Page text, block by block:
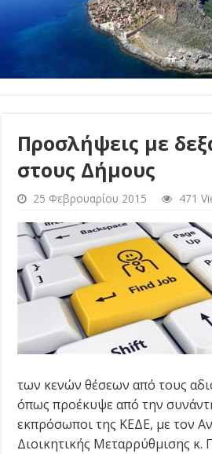
Προσλήψεις με
στους Δήμους
25 Φεβρουαρίου 2015 471
των κενών θέσεων από τους
όπως προέκυψε από την
εκπρόσωποι της ΚΕΔΕ, με τον
Διοικητικής Μεταρρύθμισης κ.